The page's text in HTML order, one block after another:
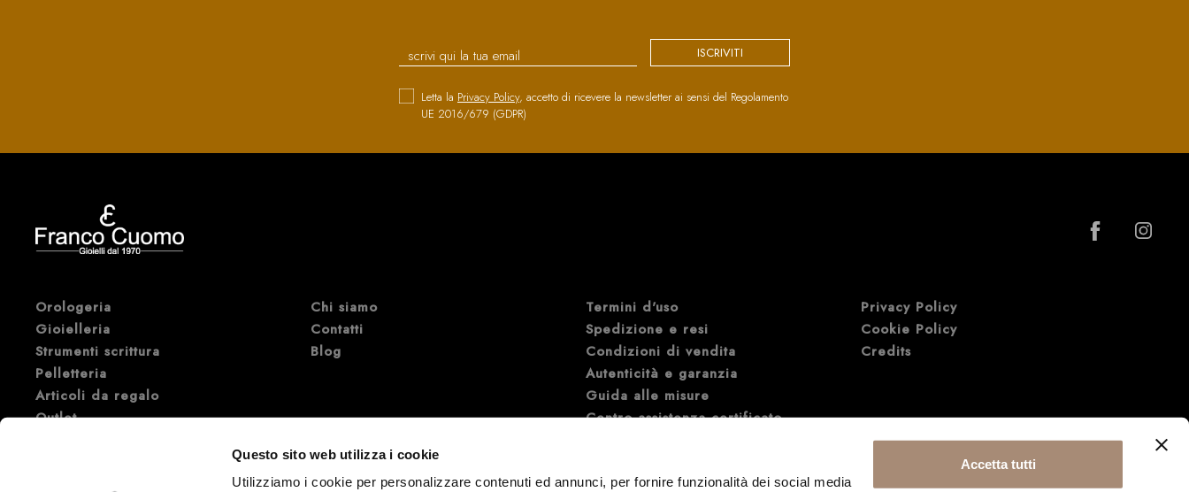
Questo sito web utilizza i cookie
Utilizziamo i cookie per personalizzare contenuti ed annunci, per fornire funzionalità dei social media
Accetta tutti
ISCRIVITI
Letta la Privacy Policy, accetto di ricevere la newsletter ai sensi del Regolamento
UE 2016/679 (GDPR)
Orologeria
Gioielleria
Strumenti scrittura
Pelletteria
Articoli da regalo
Outlet
Chi siamo
Contatti
Blog
Termini d'uso
Spedizione e resi
Condizioni di vendita
Autenticità e garanzia
Guida alle misure
Centro assistenza certificato
Privacy Policy
Cookie Policy
Credits